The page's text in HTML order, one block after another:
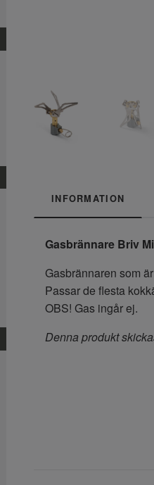
INFORMATION
Gasbrännare Briv
Gasbrännaren som
Passar de flesta
OBS! Gas ingår ej.
Denna produkt